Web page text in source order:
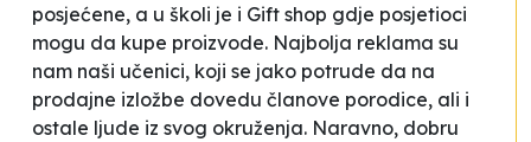
posjećene, a u školi je i Gift shop gdje posjetioci
mogu da kupe proizvode. Najbolja reklama su
nam naši učenici, koji se jako potrude da na
prodajne izložbe dovedu članove porodice, ali i
ostale ljude iz svog okruženja. Naravno, dobru